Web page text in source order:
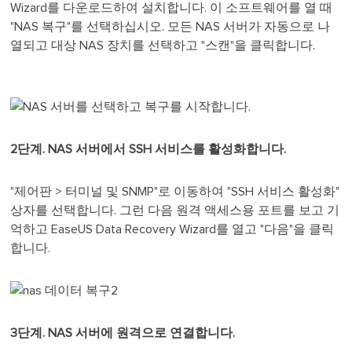
Wizard를 다운로드하여 설치합니다. 이 소프트웨어를 열 때
"NAS 복구"를 선택하십시오. 모든 NAS 서버가 자동으로 나
열되고 대상 NAS 장치를 선택하고 "스캔"을 클릭합니다.
2단계. NAS 서버에서 SSH 서비스를 활성화합니다.
"제어판 > 터미널 및 SNMP"로 이동하여 "SSH 서비스 활성화"
상자를 선택합니다. 그런 다음 원격 액세스용 포트를 보고 기
억하고 EaseUS Data Recovery Wizard를 열고 "다음"을 클릭
합니다.
3단계. NAS 서버에 원격으로 연결합니다.